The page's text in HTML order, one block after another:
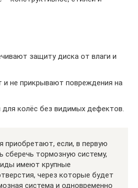
защиту диска от влаги и
и не прикрывают повреждения на
колёс без видимых дефектов.
приобретают, если, в первую
сберечь тормозную систему,
имеют крупные
через которые будет
система и одновременно